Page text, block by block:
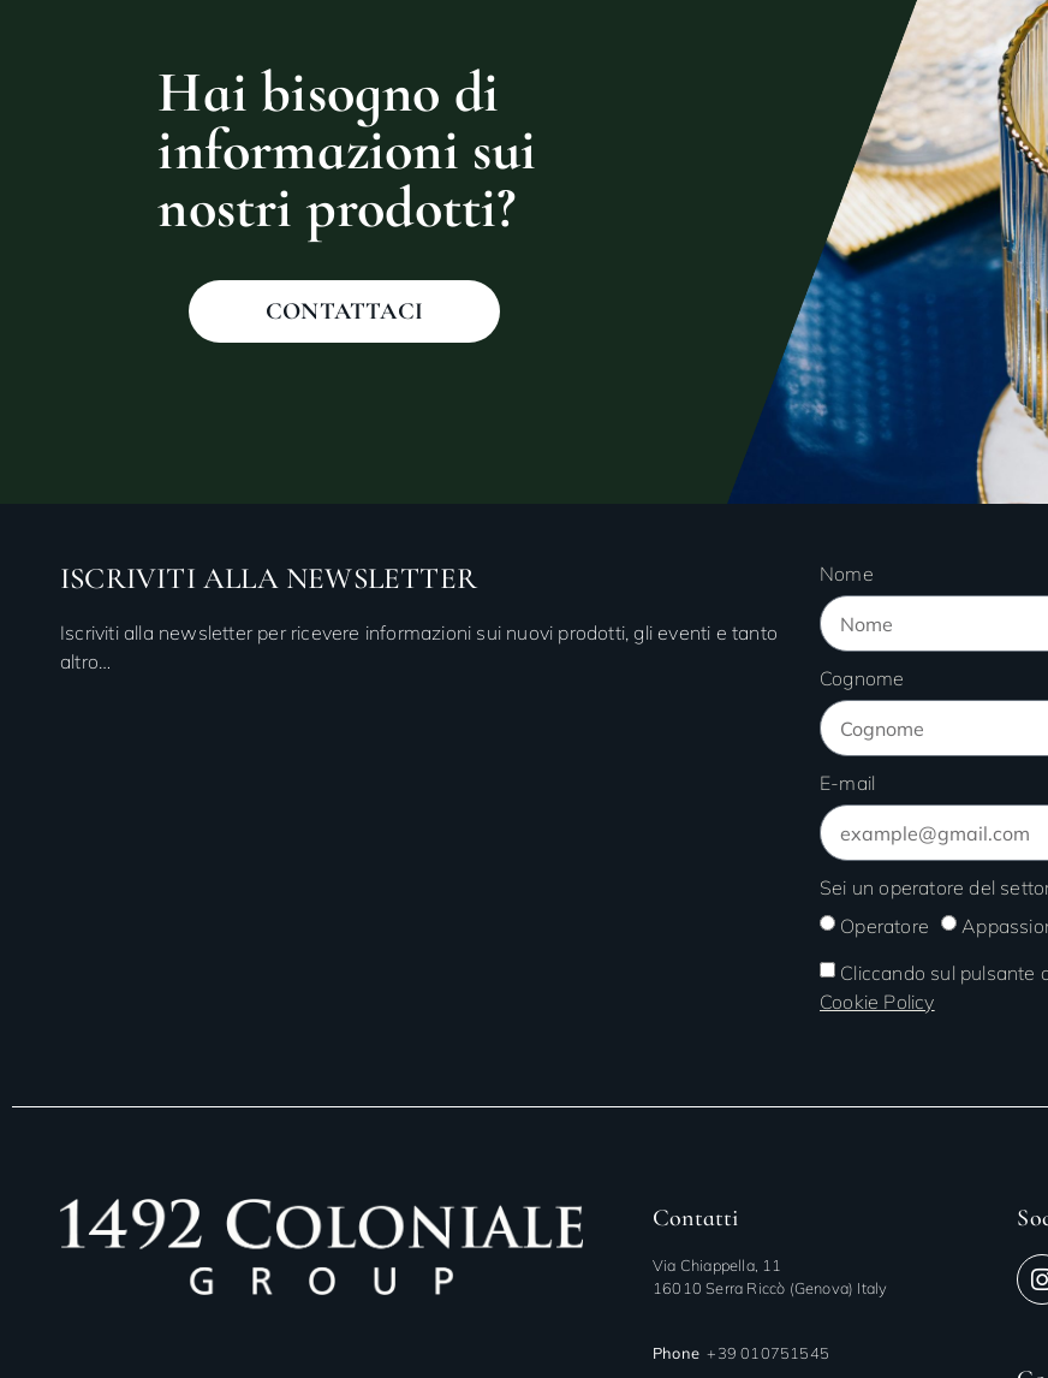
Hai bisogno di
informazioni sui
nostri prodotti?
CONTATTACI
ISCRIVITI ALLA NEWSLETTER
Iscriviti alla newsletter per ricevere informazioni sui nuovi prodotti, gli eventi e tanto
altro…
Nome
Cognome
E-mail
Sei un operatore del
Operatore
Cliccando sul pulsante
Cookie Policy
Contatti
Via Chiappella, 11
16010 Serra Riccò (Genova) Italy
Phone +39 010751545